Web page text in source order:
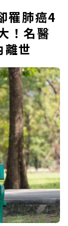
罹肺癌4
！名醫
離世